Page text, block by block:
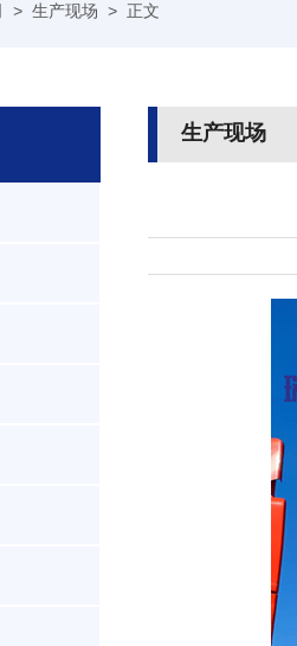
> 生产现场 > 正文
生产现场